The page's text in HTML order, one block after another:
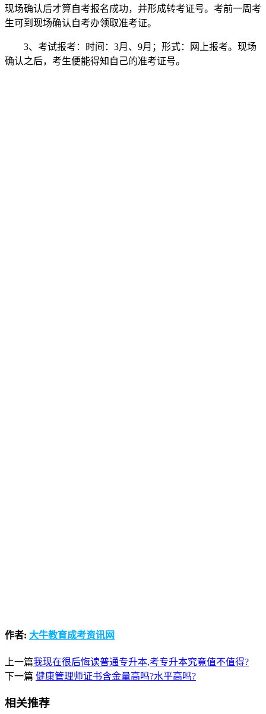
现场确认后才算自考报名成功，并形成转考证号。考前一周考
生可到现场确认自考办领取准考证。
3、考试报考：时间：3月、9月；形式：网上报考。现场
确认之后，考生便能得知自己的准考证号。
作者: 大牛教育成考资讯网
上一篇我现在很后悔读普通专升本,考专升本究竟值不值得?
下一篇 健康管理师证书含金量高吗?水平高吗?
相关推荐